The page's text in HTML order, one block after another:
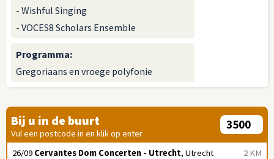
- Wishful Singing
- VOCES8 Scholars Ensemble
Programma:
Gregoriaans en vroege polyfonie
Bij u in de buurt
Vul een postcode in en klik op enter
2 KM
26/09 Cervantes Dom Concerten - Utrecht, Utrecht